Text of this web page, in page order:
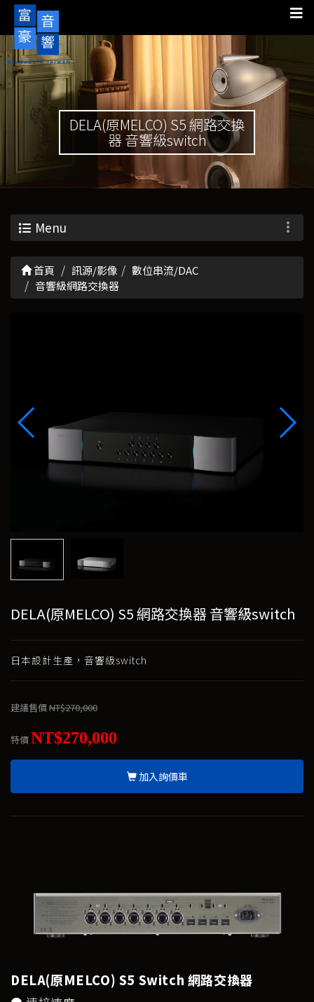
DELA(原MELCO) S5 網路交換
器 音響級switch
Menu
首頁 訊源/影像
數位串流/DAC
音響級網路交換器
DELA(原MELCO) S5 網路交換器 音響級switch
日本設計生產，音響級switch
建議售價NT$270,000
特價NT$270,000
加入詢價車
DELA(原MELCO) S5 Switch 網路交換器